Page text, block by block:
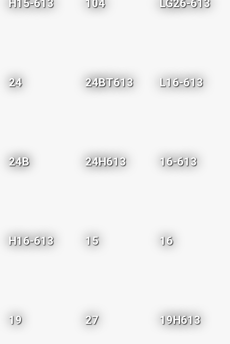
H15-613 104 LG26-613
24 24BT613 L16-613
24B 24H613 16-613
H16-613 15 16
19 27 19H613